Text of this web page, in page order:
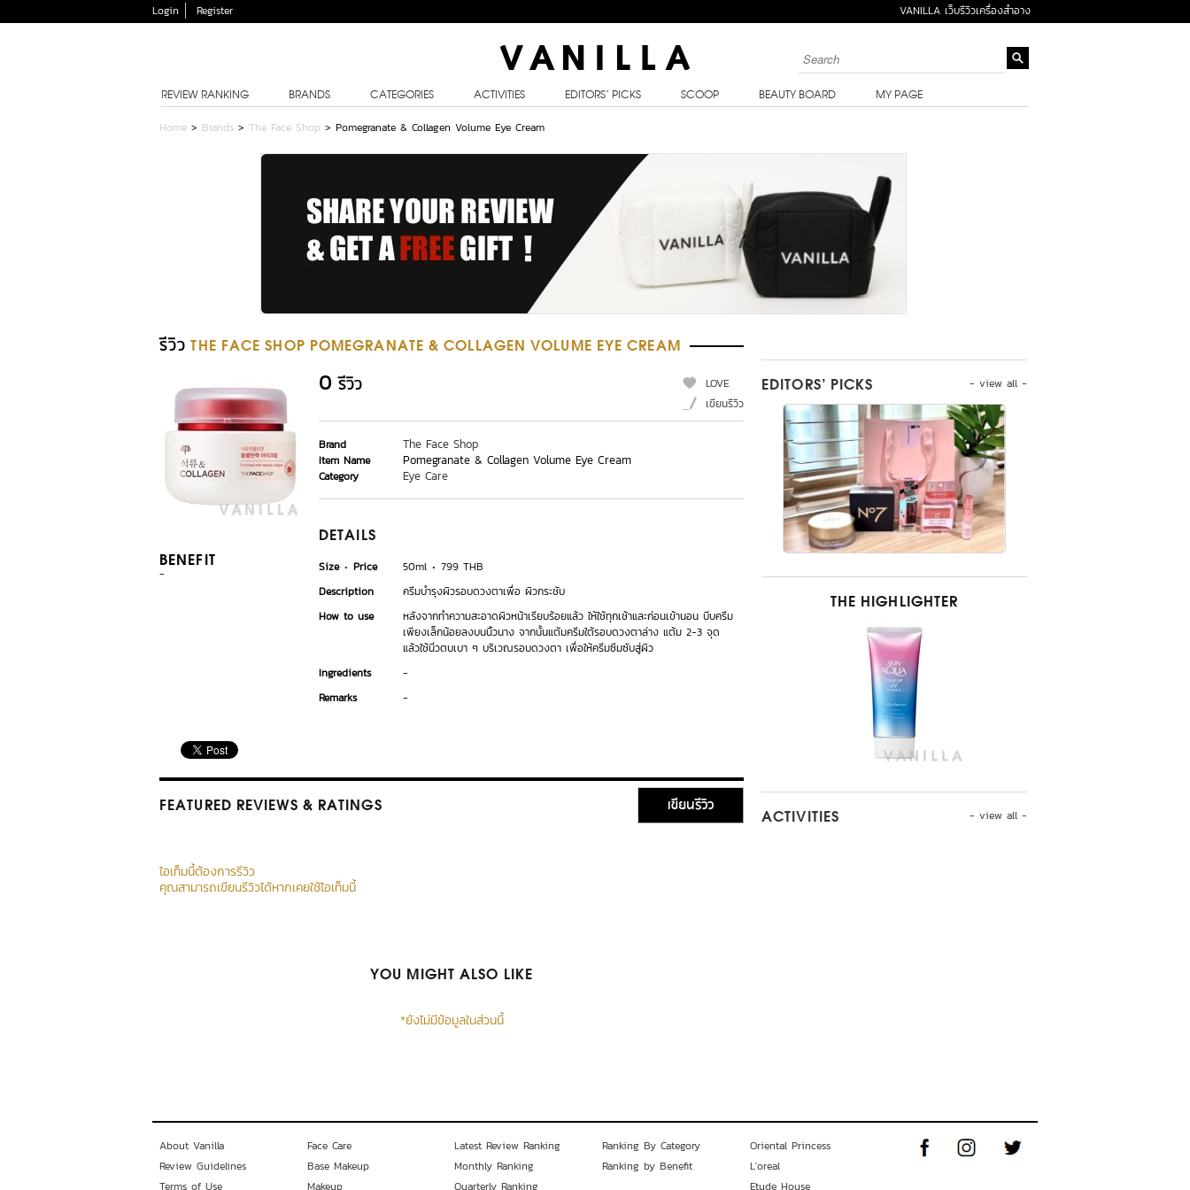
Login Register VANILLA เว็บรีวิวเครื่องสำอาง
REVIEW RANKING BRANDS CATEGORIES ACTIVITIES EDITORS’ PICKS SCOOP BEAUTY BOARD MY PAGE
Home > Brands > The Face Shop > Pomegranate & Collagen Volume Eye Cream
รีวิว THE FACE SHOP POMEGRANATE & COLLAGEN VOLUME EYE CREAM
BENEFIT
-
0 รีวิว
LOVE
เขียนรีวิว
Brand The Face Shop
Item Name Pomegranate & Collagen Volume Eye Cream
Category Eye Care
DETAILS
Size Price 50ml
799 THB
Description
ครีมบำรุงผิวรอบดวงตาเพื่อ ผิวกระชับ
How to use
หลังจากทำความสะอาดผิวหน้าเรียบร้อยแล้ว ให้ใช้ทุกเช้าและก่อนเข้านอน บีบครีม
เพียงเล็กน้อยลงบนนิ้วนาง จากนั้นแต้มครีมใต้รอบดวงตาล่าง แต้ม 2-3 จุด
แล้วใช้นิ่วตบเบา ๆ บริเวณรอบดวงตา เพื่อให้ครีมซึมซับสู่ผิว
Ingredients
-
Remarks
-
FEATURED REVIEWS & RATINGS เขียนรีวิว
ไอเท็มนี้ต้องการรีวิว
คุณสามารถเขียนรีวิวได้หากเคยใช้ไอเท็มนี้
YOU MIGHT ALSO LIKE
*ยังไม่มีข้อมูลในส่วนนี้
- view all -
EDITORS’ PICKS
THE HIGHLIGHTER
- view all -
ACTIVITIES
About Vanilla
Review Guidelines
Terms of Use
Face Care
Base Makeup
Makeup
Latest Review Ranking
Monthly Ranking
Quarterly Ranking
Ranking By Category
Ranking by Benefit
Oriental Princess
L'oreal
Etude House